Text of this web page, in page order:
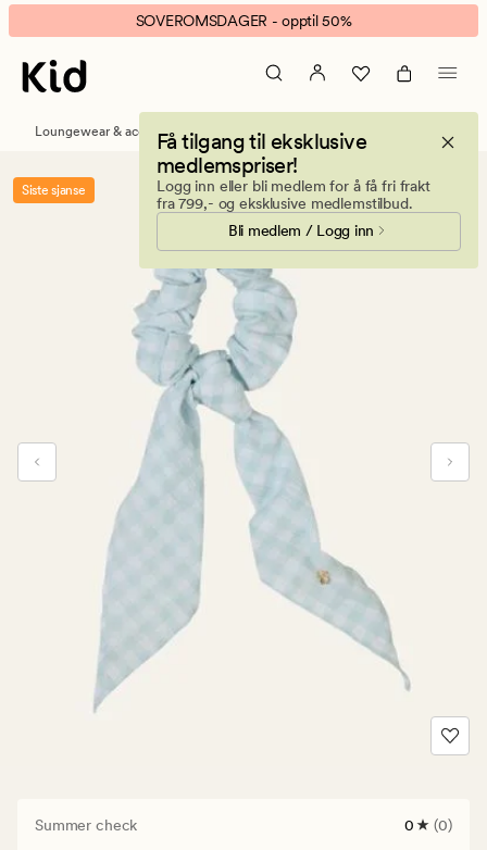
Summer
check
hårstrikk
turkis
banner.
Klikk
ESCAPE
pause.
SOVEROMSDAGER - opptil 50%
Få tilgang til eksklusive
medlemspriser!
Logg inn eller bli medlem for å få fri frakt
fra 799,- og eksklusive medlemstilbud.
Bli medlem / Logg inn
Loungewear & accessories Håraccessories
Siste sjanse
Summer check
0
0 (0)